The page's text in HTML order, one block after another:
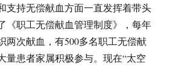
支持无偿献血方面一直发挥着带头
《职工无偿献血管理制度》，每年
两次献血，有500多名职工无偿献
量患者家属积极参与。现在“太空